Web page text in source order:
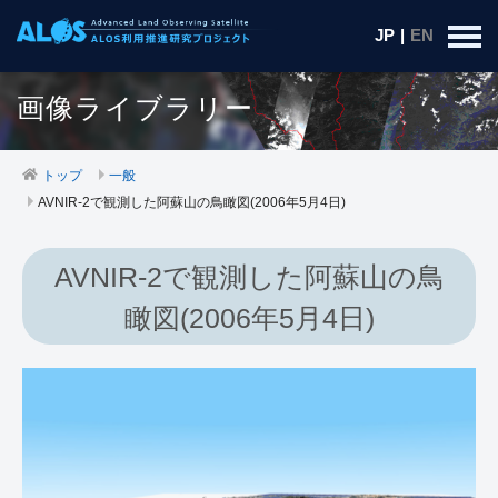
JP | EN
画像ライブラリー
トップ
一般
AVNIR-2で観測した阿蘇山の鳥瞰図(2006年5月4日)
AVNIR-2で観測した阿蘇山の鳥
瞰図(2006年5月4日)